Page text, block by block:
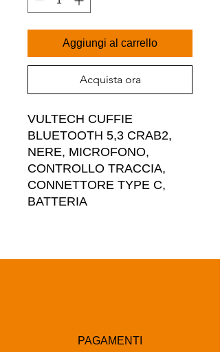
Aggiungi al carrello
Acquista ora
VULTECH CUFFIE
BLUETOOTH 5,3 CRAB2,
NERE, MICROFONO,
CONTROLLO TRACCIA,
CONNETTORE TYPE C,
BATTERIA
PAGAMENTI